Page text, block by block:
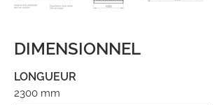
DIMENSIONNEL
LONGUEUR
2300 mm